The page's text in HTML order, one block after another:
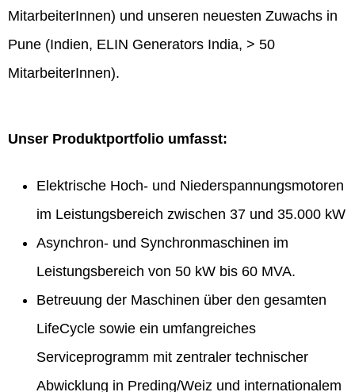
MitarbeiterInnen) und unseren neuesten Zuwachs in
Pune (Indien, ELIN Generators India, > 50
MitarbeiterInnen).
Unser Produktportfolio umfasst:
Elektrische Hoch- und Niederspannungsmotoren
im Leistungsbereich zwischen 37 und 35.000 kW
Asynchron- und Synchronmaschinen im
Leistungsbereich von 50 kW bis 60 MVA.
Betreuung der Maschinen über den gesamten
LifeCycle sowie ein umfangreiches
Serviceprogramm mit zentraler technischer
Abwicklung in Preding/Weiz und internationalem